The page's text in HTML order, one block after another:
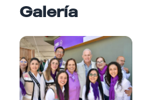
Galería